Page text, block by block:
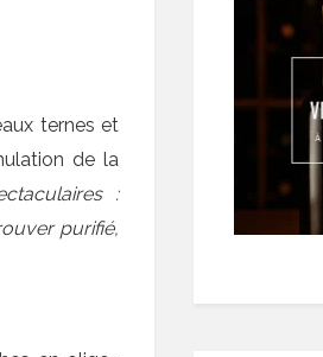
ternes et
de la
:
purifié,